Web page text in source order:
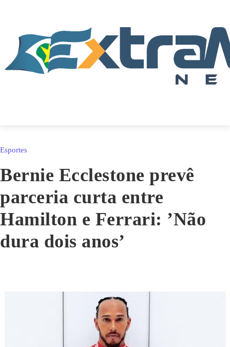
Esportes
Bernie Ecclestone prevê
parceria curta entre
Hamilton e Ferrari: ’Não
dura dois anos’